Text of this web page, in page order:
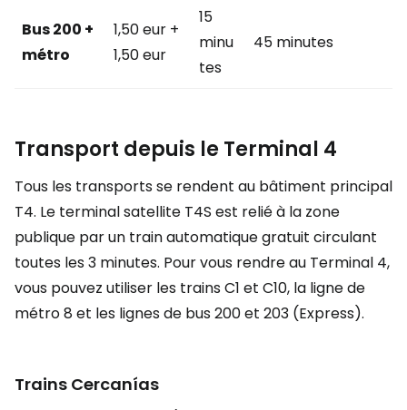
Bus 200 +
métro
1,50 eur +
1,50 eur
15
minu
tes
45 minutes
Transport depuis le Terminal 4
Tous les transports se rendent au bâtiment principal
T4. Le terminal satellite T4S est relié à la zone
publique par un train automatique gratuit circulant
toutes les 3 minutes. Pour vous rendre au Terminal 4,
vous pouvez utiliser les trains C1 et C10, la ligne de
métro 8 et les lignes de bus 200 et 203 (Express).
Trains Cercanías